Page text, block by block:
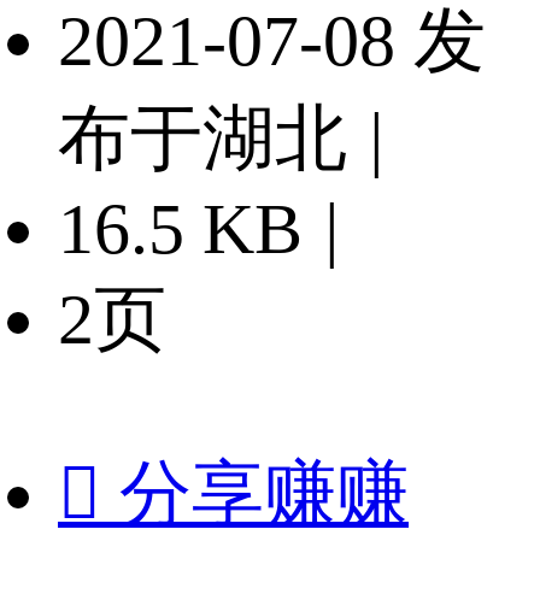
2021-07-08 发
布于湖北 |
16.5 KB |
2页
 分享赚赚